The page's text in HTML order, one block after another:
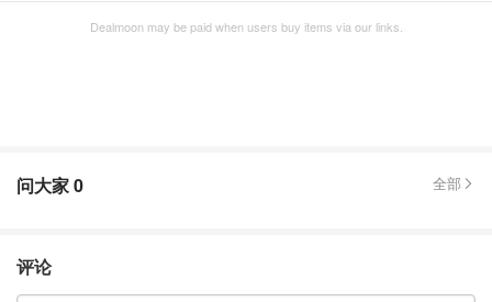
Dealmoon may be paid when users buy items via our links.
问大家0 全部
评论